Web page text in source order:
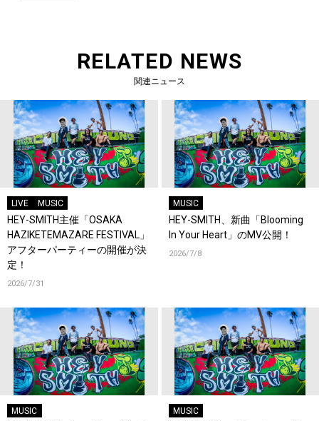
RELATED NEWS
関連ニュース
LIVE MUSIC
HEY-SMITH主催「OSAKA
HAZIKETEMAZARE FESTIVAL」
アフターパーティーの開催が決
定！
2026/7/31
MUSIC
HEY-SMITH、新曲「Blooming
In Your Heart」のMV公開！
2026/7/8
MUSIC MUSIC